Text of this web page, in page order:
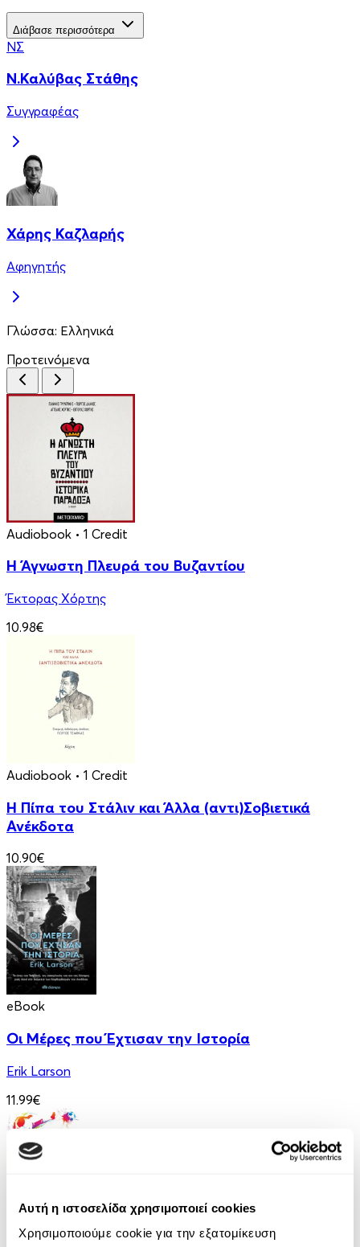
Αυτή η ιστοσελίδα χρησιμοποιεί cookies
Χρησιμοποιούμε cookie για την εξατομίκευση
Διάβασε περισσότερα
ΝΣ
Ν.Καλύβας Στάθης
Συγγραφέας
Χάρης Καζλαρής
Αφηγητής
Γλώσσα: Ελληνικά
Προτεινόμενα
Audiobook • 1 Credit
Η Άγνωστη Πλευρά του Βυζαντίου
Έκτορας Χόρτης
10.98€
Audiobook • 1 Credit
Η Πίπα του Στάλιν και Άλλα (αντι)Σοβιετικά
Ανέκδοτα
10.90€
eBook
Οι Μέρες που Έχτισαν την Ιστορία
Erik Larson
11.99€